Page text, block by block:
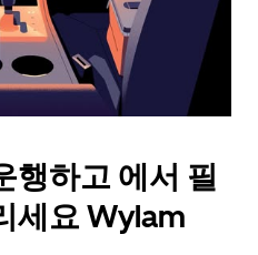
행하고 에서 필
세요 Wylam